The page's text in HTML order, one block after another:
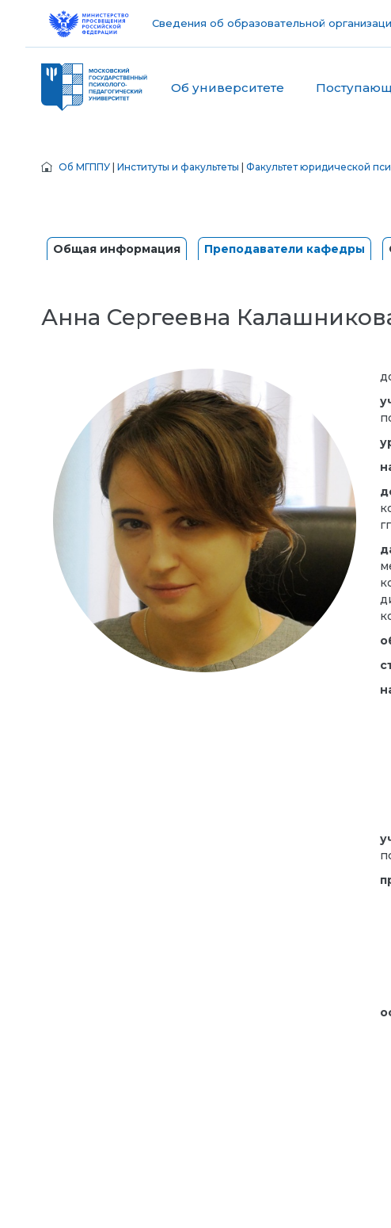
Сведения об образовательной
Об университете
Об МГППУ Институты и факультеты Факультет юридической
Общая информация Преподаватели кафедры
Анна Сергеевна